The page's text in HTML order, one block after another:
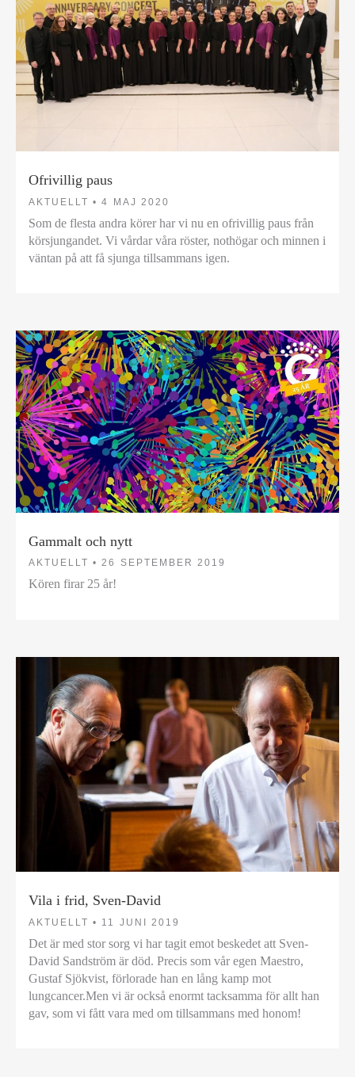
Ofrivillig paus
AKTUELLT • 4 MAJ 2020
Som de flesta andra körer har vi nu en ofrivillig paus från
körsjungandet. Vi vårdar våra röster, nothögar och minnen i
väntan på att få sjunga tillsammans igen.
Gammalt och nytt
AKTUELLT • 26 SEPTEMBER 2019
Kören firar 25 år!
Vila i frid, Sven-David
AKTUELLT • 11 JUNI 2019
Det är med stor sorg vi har tagit emot beskedet att Sven-
David Sandström är död. Precis som vår egen Maestro,
Gustaf Sjökvist, förlorade han en lång kamp mot
lungcancer.Men vi är också enormt tacksamma för allt han
gav, som vi fått vara med om tillsammans med honom!